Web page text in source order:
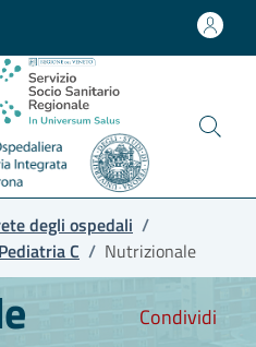
degli ospedali /
Pediatria C / Nutrizionale
Condividi